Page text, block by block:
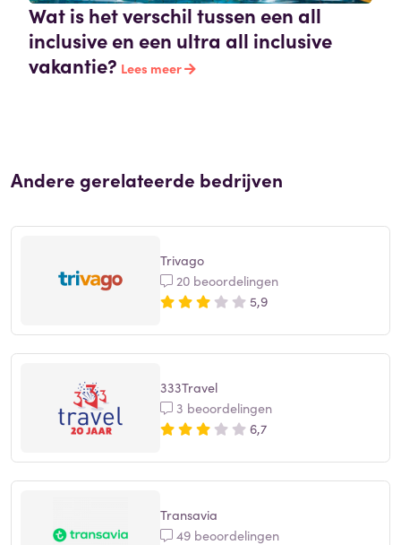
Wat is het verschil tussen een all
inclusive en een ultra all inclusive
vakantie? Lees meer
Andere gerelateerde bedrijven
Trivago
20 beoordelingen
5,9
333Travel
3 beoordelingen
6,7
Transavia
49 beoordelingen